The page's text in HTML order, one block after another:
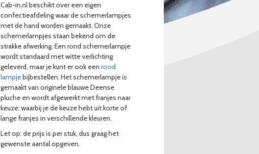
Cab-in.nl beschikt over een eigen
confectieafdeling waar de schemerlampjes
met de hand worden gemaakt. Onze
schemerlampjes staan bekend om de
strakke afwerking. Een rond schemerlampje
wordt standaard met witte verlichting
geleverd, maar je kunt er ook een rood
lampjebijbestellen. Het schemerlampje is
gemaakt van originele blauwe Deense
pluche en wordt afgewerkt met franjes naar
keuze; waarbij je de keuze hebt uit korte of
lange franjes in verschillende kleuren.
Let op: de prijs is per stuk, dus graag het
gewenste aantal opgeven.